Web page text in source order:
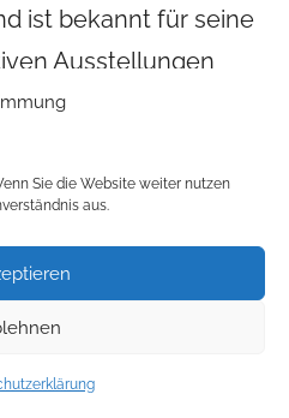
Sie die Website weiter nutzen
aus.
ist bekannt für seine
Ausstellungen
Exponate (u.a.
und ein deutsches
wir die Möglichkeit,
entschied sich zu
Original-Requisiten